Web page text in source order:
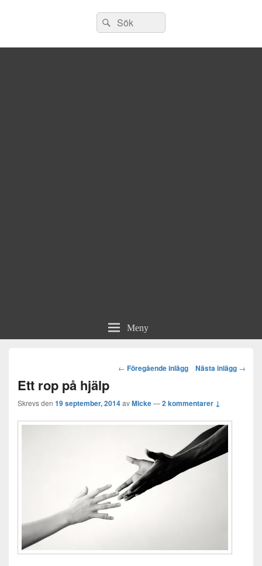
Sök
efter:
Sök
Meny
Post
← Föregående inlägg Nästa inlägg →
Ett rop på hjälp
Skrevs den 19 september, 2014avMicke—2 kommentarer ↓